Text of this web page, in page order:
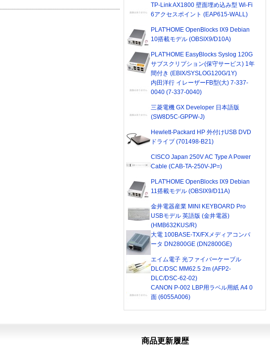
TP-Link AX1800 壁面埋め込み型 Wi-Fi
6アクセスポイント (EAP615-WALL)
PLAT'HOME OpenBlocks IX9 Debian
10搭載モデル (OBSIX9/D10A)
PLAT'HOME EasyBlocks Syslog 120G
サブスクリプション(保守サービス) 1年
間付き (EBIX/SYSLOG120G/1Y)
内田洋行 イレーザーFB型(大) 7-337-
0040 (7-337-0040)
三菱電機 GX Developer 日本語版
(SW8D5C-GPPW-J)
Hewlett-Packard HP 外付けUSB DVD
ドライブ (701498-B21)
CISCO Japan 250V AC Type A Power
Cable (CAB-TA-250V-JP=)
PLAT'HOME OpenBlocks IX9 Debian
11搭載モデル (OBSIX9/D11A)
金井電器産業 MINI KEYBOARD Pro
USBモデル 英語版 (金井電器)
(HMB632KUS/R)
大電 100BASE-TX/FXメディアコンバ
ータ DN2800GE (DN2800GE)
エイム電子 光ファイバーケーブル
DLC/DSC MM62.5 2m (AFP2-
DLC/DSC-62-02)
CANON P-002 LBP用ラベル用紙 A4 0
面 (6055A006)
商品更新履歴